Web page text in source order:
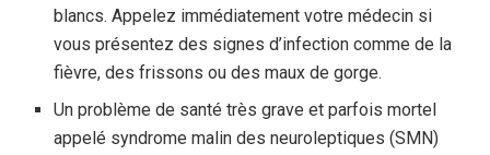
blancs. Appelez immédiatement votre médecin si
vous présentez des signes d’infection comme de la
fièvre, des frissons ou des maux de gorge.
Un problème de santé très grave et parfois mortel
appelé syndrome malin des neuroleptiques (SMN)